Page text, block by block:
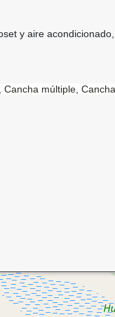
y aire
Cancha múltiple,